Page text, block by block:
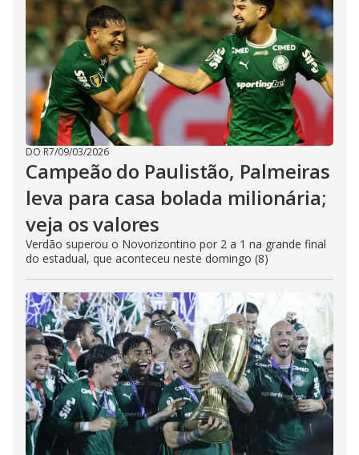
DO R7/09/03/2026
Campeão do Paulistão, Palmeiras
leva para casa bolada milionária;
veja os valores
Verdão superou o Novorizontino por 2 a 1 na grande final
do estadual, que aconteceu neste domingo (8)